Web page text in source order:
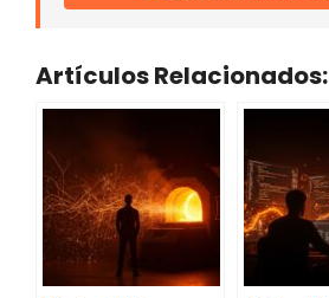
Artículos Relacionados: